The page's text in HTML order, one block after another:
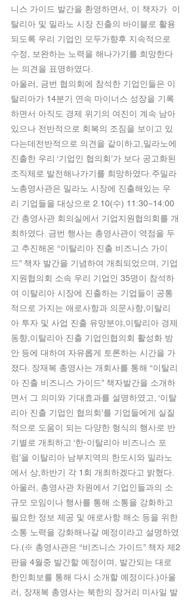
니스 가이드 발간을 환영하면서, 이 책자가  이
탈리아 및 밀라노 시장 진출의 바이블로 활용
되도록 우리 기업인 모두가향후 지속적으로
수정, 보완하는 노력을 해나가기를 희망한다
는 의견을 표명하였다.
아울러, 금번 협의회에 참석한 기업인들은 이
탈리아가 14분기 연속 마이너스 성장을 기록
하면서 아직도 경제 위기의 여진이 계속 남아
있으나 전반적으로 회복의 조짐을 보이고 있
다는데전반적으로 의견을 같이하고,밀라노에
진출한 우리 ‘기업인 협의회’가 보다 공고화된
조직체로 발전해나가기를 희망하였다.주밀라
노총영사관은 밀라노 시장에 진출해있는 우
리 기업들을 대상으로 2.10(수) 11:30~14:00
간 총영사관 회의실에서 기업지원협의회를 개
최하였다. 금번 행사는 총영사관이 역점을 두
고 추진해온 “이탈리아 진출 비즈니스 가이
드” 책자 발간을 기념하여 개최되었으며, 기업
지원협의회 소속 우리 기업인 35명이 참석하
여 이탈리아 시장에 진출하는 기업들이 공통
적으로 가지는 애로사항과 의문사항,이탈리
아 투자 및 사업 진출 유망분야,이탈리아 경제
동향,이탈리아 진출 기업인협의회 활성화 방
안 등에 대하여 자유롭게 토론하는 시간을 가
졌다. 장재복 총영사는 개회사를 통해 “이탈리
아 진출 비즈니스 가이드” 책자발간을 소개하
면서 그 의미와 기대효과를 설명하였고, ‘이탈
리아 진출 기업인 협의회’를 기업들에게 실질
적으로 도움이 되는 다양한 형식의 행사로 반
기별로 개최하고 ‘한-이탈리아 비즈니스 포
럼’을 이탈리아 남부지역의 한도시와 밀라노
에서 상,하반기 각 1회 개최하겠다고 밝혔다.
아울러, 총영사관 차원에서 기업인들과의 소
규모 모임이나 행사를 통해 소통을 강화하고
필요한 정보 제공 및 애로사항 해소 등을 위한
소통 노력을 강화해나갈 예정이라고 설명하였
다.(※ 총영사관은 “비즈니스 가이드” 책자 제2
판을 4월중 발간할 예정이며, 발간되는 대로
한인회보를 통해 다시 소개할 예정이다.)아울
러, 장재복 총영사는 북한의 장거리 미사일 발